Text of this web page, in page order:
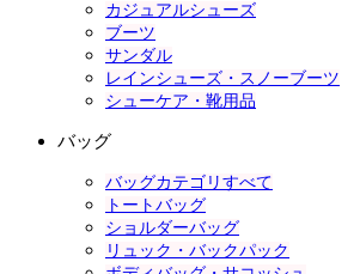
カジュアルシューズ
ブーツ
サンダル
レインシューズ・スノーブーツ
シューケア・靴用品
バッグ
バッグカテゴリすべて
トートバッグ
ショルダーバッグ
リュック・バックパック